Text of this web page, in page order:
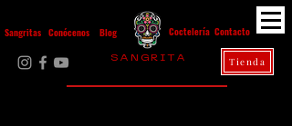
Sangritas Conócenos Contacto
Blog Coctelería
Tienda
S A N G R I T A